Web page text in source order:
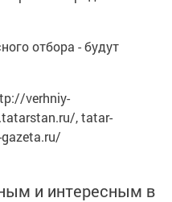
отбора - будут
verhniy-
, tatar-
и интересным в